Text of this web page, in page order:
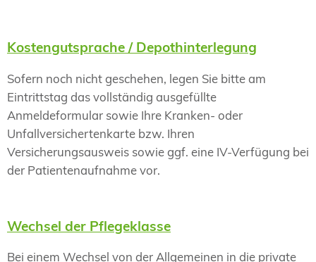
Kostengutsprache / Depothinterlegung
Sofern noch nicht geschehen, legen Sie bitte am
Eintrittstag das vollständig ausgefüllte
Anmeldeformular sowie Ihre Kranken- oder
Unfallversichertenkarte bzw. Ihren
Versicherungsausweis sowie ggf. eine IV-Verfügung bei
der Patientenaufnahme vor.
Wechsel der Pflegeklasse
Bei einem Wechsel von der Allgemeinen in die private